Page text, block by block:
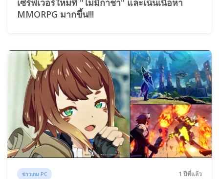
เซิร์ฟเวอร์ใหม่ที่ "ไม่มีกาชา" และเน้นเนื้อหา
MMORPG มากขึ้น!!!
ข่าวเกม PC 1 ปีที่แล้ว